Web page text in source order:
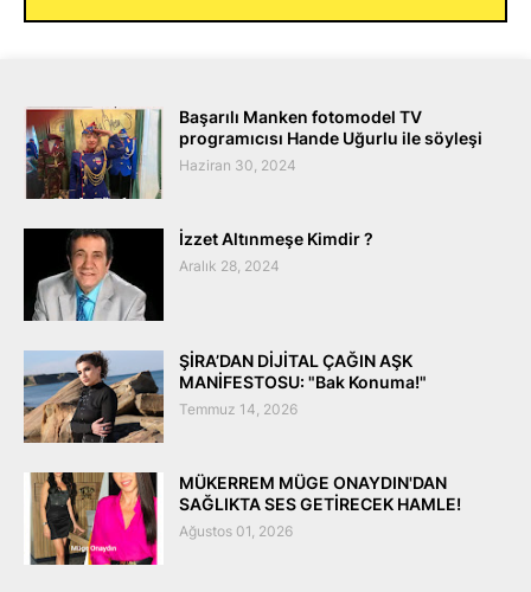
Başarılı Manken fotomodel TV
programıcısı Hande Uğurlu ile söyleşi
Haziran 30, 2024
İzzet Altınmeşe Kimdir ?
Aralık 28, 2024
ŞİRA’DAN DİJİTAL ÇAĞIN AŞK
MANİFESTOSU: "Bak Konuma!"
Temmuz 14, 2026
MÜKERREM MÜGE ONAYDIN'DAN
SAĞLIKTA SES GETİRECEK HAMLE!
Ağustos 01, 2026